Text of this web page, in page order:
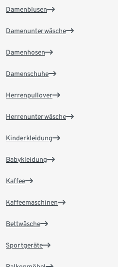
Damenblusen
Damenunterwäsche
Damenhosen
Damenschuhe
Herrenpullover
Herrenunterwäsche
Kinderkleidung
Babykleidung
Kaffee
Kaffeemaschinen
Bettwäsche
Sportgeräte